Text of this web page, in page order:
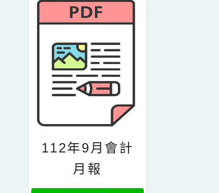
112年9月會計
月報